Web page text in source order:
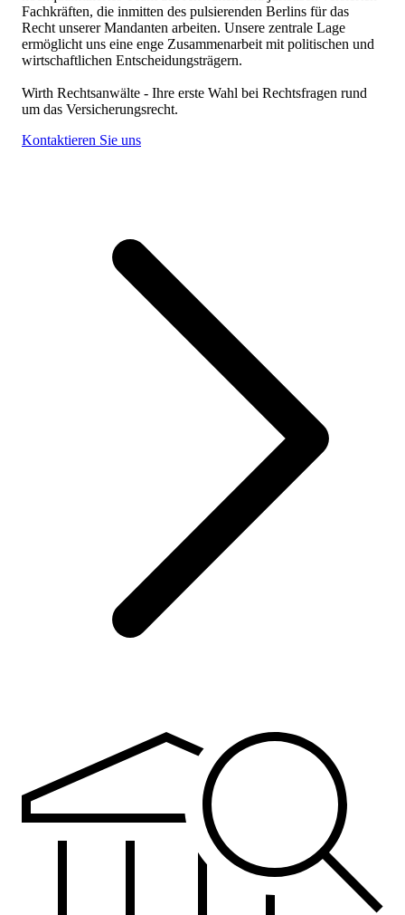
Fachkräften, die inmitten des pulsierenden Berlins für das
Recht unserer Mandanten arbeiten. Unsere zentrale Lage
ermöglicht uns eine enge Zusammenarbeit mit politischen und
wirtschaftlichen Entscheidungsträgern.
Wirth Rechtsanwälte - Ihre erste Wahl bei Rechtsfragen rund
um das Versicherungsrecht.
Kontaktieren Sie uns